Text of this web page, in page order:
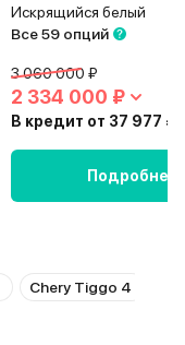
Искрящийся белый
Все 59 опций
3 060 000 ₽
2 334 000 ₽
В кредит от 37 977 ₽
Подробнее
Chery Tiggo 4